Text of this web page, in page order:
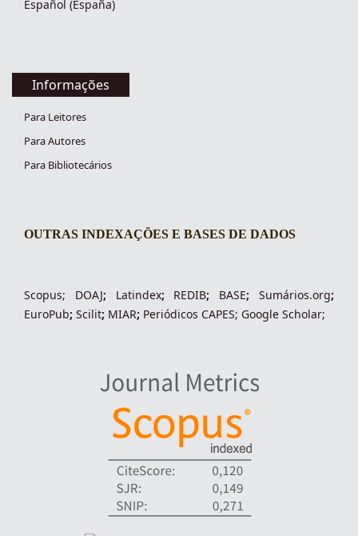
Español (España)
Informações
Para Leitores
Para Autores
Para Bibliotecários
indexacoes-fronteiras
OUTRAS INDEXAÇÕES E BASES DE DADOS
Scopus; DOAJ; Latindex; REDIB; BASE;Sumários.org;
EuroPub; Scilit; MIAR; Periódicos CAPES; Google Scholar;
indexadores-fronteiras